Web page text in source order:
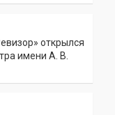
открылся
имени А. В.